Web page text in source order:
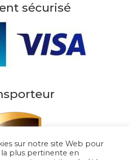
sécurisé
sur notre site Web pour
plus pertinente en